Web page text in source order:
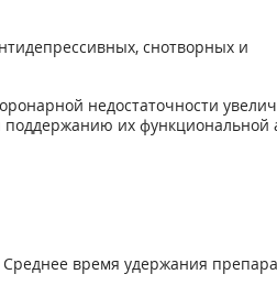
снотворных и
недостаточности
их функциональной
Среднее время удержания